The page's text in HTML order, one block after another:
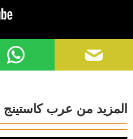
المزيد من عرب كاستينج